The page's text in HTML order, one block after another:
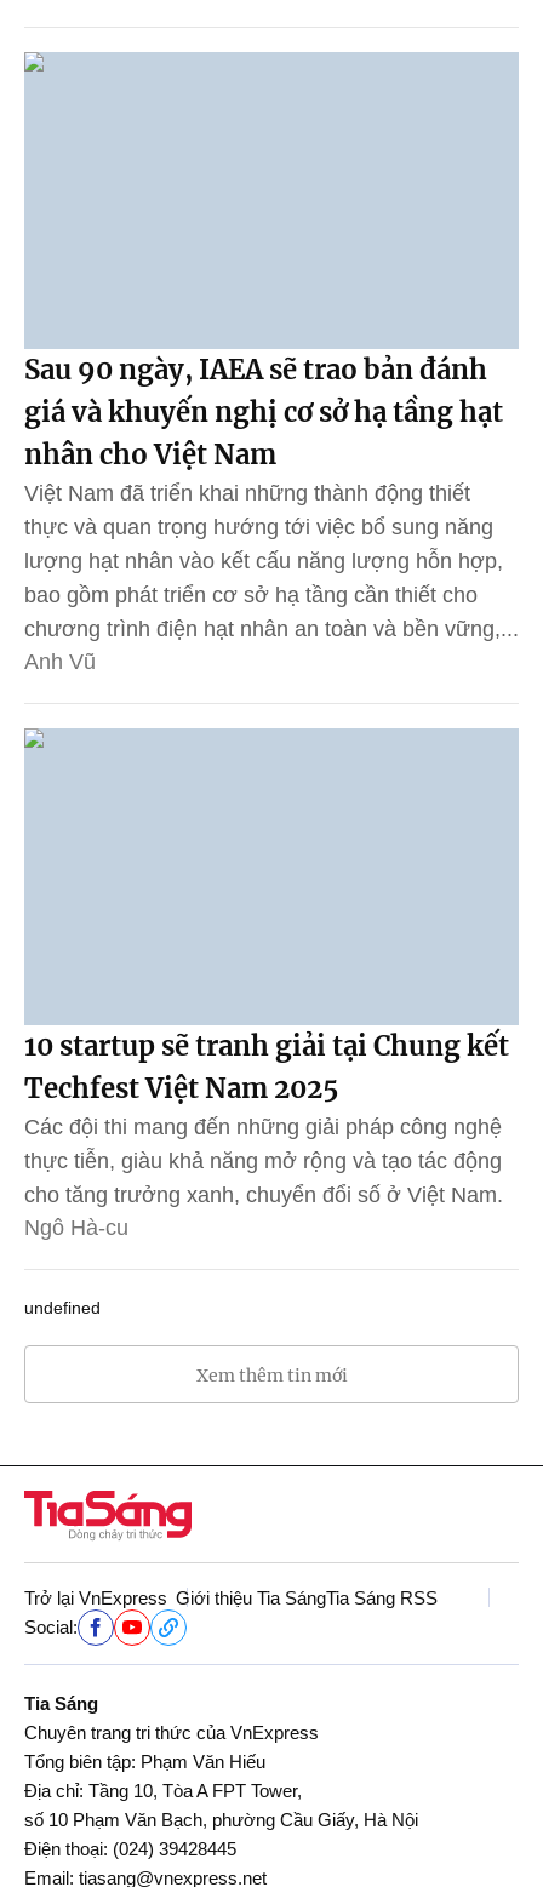
Sau 90 ngày, IAEA sẽ trao bản đánh
giá và khuyến nghị cơ sở hạ tầng hạt
nhân cho Việt Nam
Việt Nam đã triển khai những thành động thiết
thực và quan trọng hướng tới việc bổ sung năng
lượng hạt nhân vào kết cấu năng lượng hỗn hợp,
bao gồm phát triển cơ sở hạ tầng cần thiết cho
chương trình điện hạt nhân an toàn và bền vững,...
Anh Vũ
10 startup sẽ tranh giải tại Chung kết
Techfest Việt Nam 2025
Các đội thi mang đến những giải pháp công nghệ
thực tiễn, giàu khả năng mở rộng và tạo tác động
cho tăng trưởng xanh, chuyển đổi số ở Việt Nam.
Ngô Hà-cu
undefined
Xem thêm tin mới
Trở lại VnExpress Giới thiệu Tia SángTia Sáng RSS
Social:
Tia Sáng
Chuyên trang tri thức của VnExpress
Tổng biên tập: Phạm Văn Hiếu
Địa chỉ: Tầng 10, Tòa A FPT Tower,
số 10 Phạm Văn Bạch, phường Cầu Giấy, Hà Nội
Điện thoại: (024) 39428445
Email: tiasang@vnexpress.net